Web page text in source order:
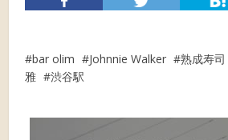
bar olim Johnnie Walker 熟成寿司
雅
渋谷駅